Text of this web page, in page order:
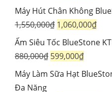
gốc
là:
hiện
tại
Máy Hút Chân Không
1,550,000₫ Giá
gốc
là:
1,060,000₫Giá
hiện
Ấm Siêu Tốc BlueStone
880,000₫ Giá
gốc
599,000₫Giá
hiện
Máy Làm Sữa Hạt
Đa Năng